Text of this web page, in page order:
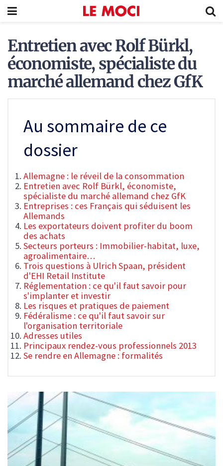
Entretien avec Rolf Bürkl,
économiste, spécialiste du
marché allemand chez GfK
Au sommaire de ce
dossier
Allemagne : le réveil de la consommation
Entretien avec Rolf Bürkl, économiste,
spécialiste du marché allemand chez GfK
Entreprises : ces Français qui séduisent les
Allemands
Les exportateurs doivent profiter du boom
des achats
Secteurs porteurs : Immobilier-habitat, luxe,
agroalimentaire…
Trois questions à Ulrich Spaan, président
d'EHI Retail Institute
Réglementation : ce qu'il faut savoir pour
s'implanter et investir
Les risques et pratiques de paiement
Fédéralisme : ce qu'il faut savoir sur
l'organisation territoriale
Adresses utiles
Principaux rendez-vous professionnels 2013
Se rendre en Allemagne : formalités